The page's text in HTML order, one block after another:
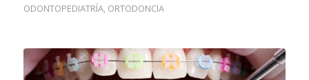
ODONTOPEDIATRÍA, ORTODONCIA